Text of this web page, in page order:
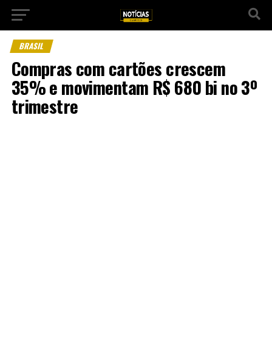
BRASIL
Compras com cartões crescem
35% e movimentam R$ 680 bi no 3º
trimestre